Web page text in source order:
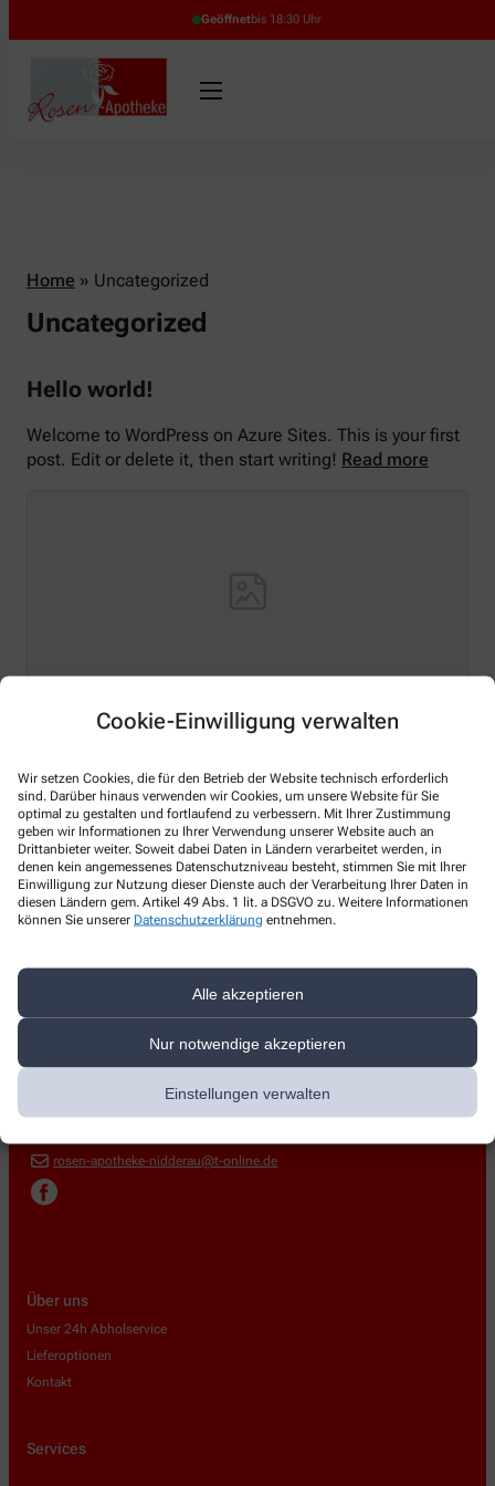
Cookie-Einwilligung verwalten
Wir setzen Cookies, die für den Betrieb der Website technisch erforderlich
sind. Darüber hinaus verwenden wir Cookies, um unsere Website für Sie
optimal zu gestalten und fortlaufend zu verbessern. Mit Ihrer Zustimmung
geben wir Informationen zu Ihrer Verwendung unserer Website auch an
Drittanbieter weiter. Soweit dabei Daten in Ländern verarbeitet werden, in
denen kein angemessenes Datenschutzniveau besteht, stimmen Sie mit Ihrer
Einwilligung zur Nutzung dieser Dienste auch der Verarbeitung Ihrer Daten in
diesen Ländern gem. Artikel 49 Abs. 1 lit. a DSGVO zu. Weitere Informationen
können Sie unserer Datenschutzerklärung entnehmen.
Alle akzeptieren
Nur notwendige akzeptieren
Einstellungen verwalten
Geöffnetbis 18:30 Uhr
Home » Uncategorized
Uncategorized
Hello world!
Welcome to WordPress on Azure Sites. This is your first
post. Edit or delete it, then start writing! Read more
Welcome to WordPress on Azure Sites. This is your first
post. Edit or delete it, then start writing!
Mehr Lesen
Kontakt
Rosen-Apotheke
rosen-apotheke-nidderau@t-online.de
Über uns
Unser 24h Abholservice
Lieferoptionen
Kontakt
Services